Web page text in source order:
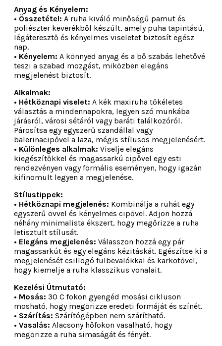
Anyag és Kényelem:
• Összetétel: A ruha kiváló minőségű pamut és
poliészter keverékből készült, amely puha tapintású,
légáteresztő és kényelmes viseletet biztosít egész
nap.
• Kényelem: A könnyed anyag és a bő szabás lehetővé
teszi a szabad mozgást, miközben elegáns
megjelenést biztosít.
Alkalmak:
• Hétköznapi viselet: A kék maxiruha tökéletes
választás a mindennapokra, legyen szó munkába
járásról, városi sétáról vagy baráti találkozóról.
Párosítsa egy egyszerű szandállal vagy
balerinacipővel a laza, mégis stílusos megjelenésért.
• Különleges alkalmak: Viselje elegáns
kiegészítőkkel és magassarkú cipővel egy esti
rendezvényen vagy formális eseményen, hogy igazán
kifinomult legyen a megjelenése.
Stílustippek:
• Hétköznapi megjelenés: Kombinálja a ruhát egy
egyszerű övvel és kényelmes cipővel. Adjon hozzá
néhány minimalista ékszert, hogy megőrizze a ruha
letisztult stílusát.
• Elegáns megjelenés: Válasszon hozzá egy pár
magassarkút és egy elegáns kézitáskát. Egészítse ki a
megjelenését csillogó fülbevalókkal és karkötővel,
hogy kiemelje a ruha klasszikus vonalait.
Kezelési Útmutató:
• Mosás: 30 C fokon gyengéd mosási cikluson
mosható, hogy megőrizze eredeti formáját és színét.
• Szárítás: Szárítógépben nem szárítható.
• Vasalás: Alacsony hőfokon vasalható, hogy
megőrizze a ruha simaságát és fényét.